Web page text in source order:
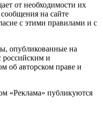
от необходимости их
на сайте
с этими правилами и с
опубликованные на
российским и
об авторском праве и
«Реклама» публикуются